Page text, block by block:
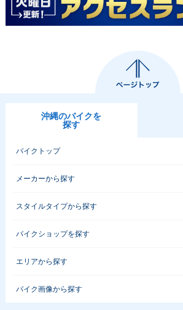
沖縄のバイクを
探す
バイクトップ
メーカーから探す
スタイルタイプから探す
バイクショップを探す
エリアから探す
バイク画像から探す